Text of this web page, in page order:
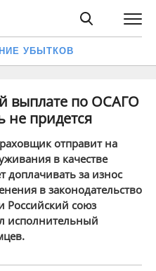
УБЫТКОВ
выплате по ОСАГО
не придется
отправит на
в качестве
за износ
в законодательство
Российский союз
исполнительный